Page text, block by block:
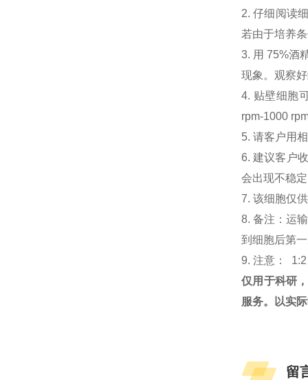
2. 仔细阅读
若由于培养
3. 用 75%酒
现象。观察
4. 贴壁细胞
rpm-1000
5. 请客户用
6. 建议客户
会出现不稳
7. 该细胞仅
8. 备注：运
到细胞后第
9. 注意： 1:2
仅用于科研
服务。以实
留